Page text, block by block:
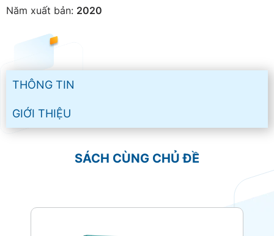
Năm xuất bản: 2020
THÔNG TIN
GIỚI THIỆU
SÁCH CÙNG CHỦ ĐỀ